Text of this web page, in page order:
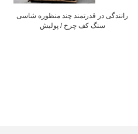
رانندگی در قدرتمند چند منظوره شاسی
سنگ کف چرخ / پولیش